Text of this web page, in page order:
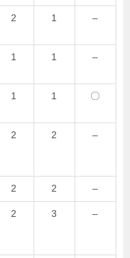
2 1 –
1 1 –
1 1 〇
2 2 –
2 2 –
2 3 –